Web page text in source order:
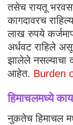
तसेच रायतू
कागदावरच
लाख रुपये
अर्धवट राहिले
झालेले नसल्याचा
आहेत. Burden
हिमाचलमध्ये
नुकतेच हिमाचल